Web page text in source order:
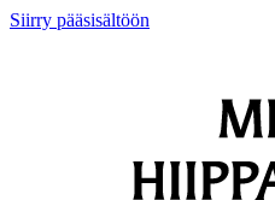
Siirry pääsisältöön